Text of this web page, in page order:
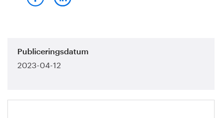
Publiceringsdatum
2023-04-12